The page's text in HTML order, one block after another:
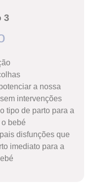
3
a nossa
intervenções
tipo de parto para a
bebé
disfunções que
imediato para a